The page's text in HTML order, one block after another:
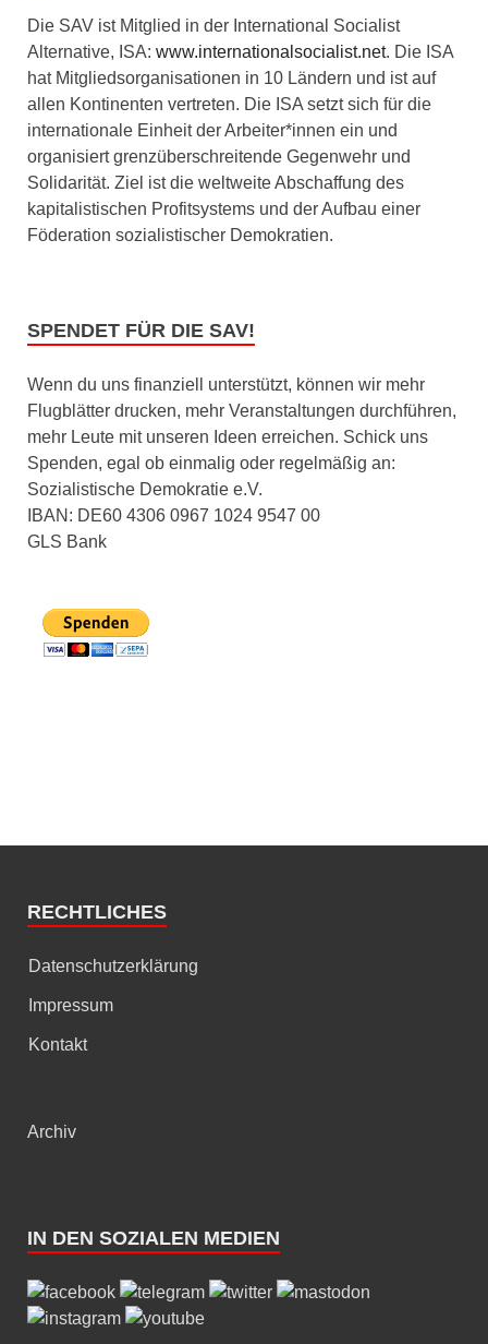
Die SAV ist Mitglied in der International Socialist
Alternative, ISA: www.internationalsocialist.net. Die ISA
hat Mitgliedsorganisationen in 10 Ländern und ist auf
allen Kontinenten vertreten. Die ISA setzt sich für die
internationale Einheit der Arbeiter*innen ein und
organisiert grenzüberschreitende Gegenwehr und
Solidarität. Ziel ist die weltweite Abschaffung des
kapitalistischen Profitsystems und der Aufbau einer
Föderation sozialistischer Demokratien.
SPENDET FÜR DIE SAV!
Wenn du uns finanziell unterstützt, können wir mehr
Flugblätter drucken, mehr Veranstaltungen durchführen,
mehr Leute mit unseren Ideen erreichen. Schick uns
Spenden, egal ob einmalig oder regelmäßig an:
Sozialistische Demokratie e.V.
IBAN: DE60 4306 0967 1024 9547 00
GLS Bank
RECHTLICHES
Datenschutzerklärung
Impressum
Kontakt
Archiv
IN DEN SOZIALEN MEDIEN